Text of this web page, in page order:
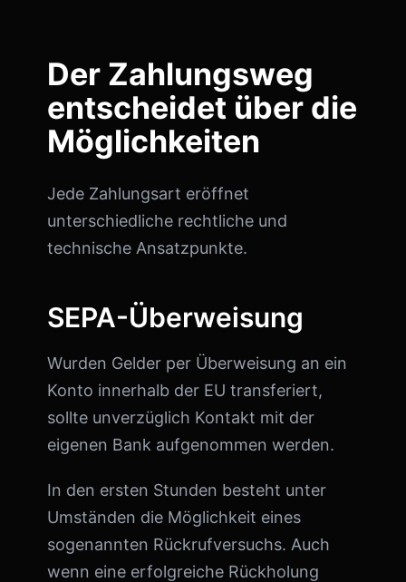
Der Zahlungsweg
entscheidet über die
Möglichkeiten
Jede Zahlungsart eröffnet
unterschiedliche rechtliche und
technische Ansatzpunkte.
SEPA-Überweisung
Wurden Gelder per Überweisung an ein
Konto innerhalb der EU transferiert,
sollte unverzüglich Kontakt mit der
eigenen Bank aufgenommen werden.
In den ersten Stunden besteht unter
Umständen die Möglichkeit eines
sogenannten Rückrufversuchs. Auch
wenn eine erfolgreiche Rückholung